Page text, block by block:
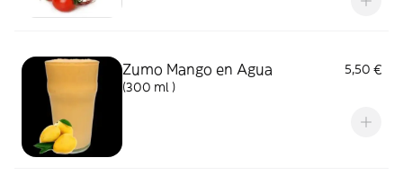
Zumo Mango en Agua
5,50 €
(300 ml )